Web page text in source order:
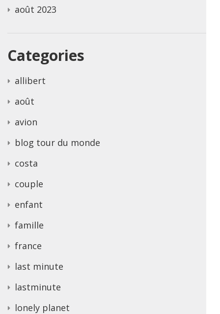
août 2023
Categories
allibert
août
avion
blog tour du monde
costa
couple
enfant
famille
france
last minute
lastminute
lonely planet